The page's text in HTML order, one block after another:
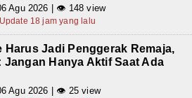
Agu 2026 | 👁 148 view
18 jam yang lalu
Harus Jadi Penggerak Remaja,
Jangan Hanya Aktif Saat Ada
Agu 2026 | 👁 25 view